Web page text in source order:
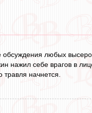
обсуждения любых
нажил себе врагов в
начнется.